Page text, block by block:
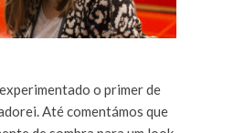
o primer de
Até comentámos que